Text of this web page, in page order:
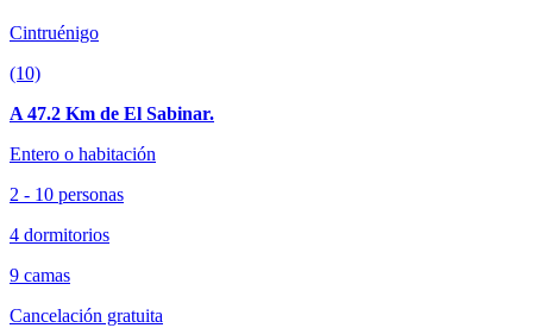
Cintruénigo
(10)
A 47.2 Km de El Sabinar.
Entero o habitación
2 - 10 personas
4 dormitorios
9 camas
Cancelación gratuita